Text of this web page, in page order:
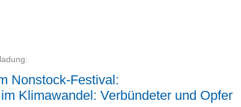
Nonstock-Festival:
Klimawandel: Verbündeter und Opfer